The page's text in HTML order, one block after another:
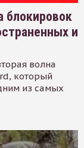
блокировок
и
волна
который
из самых